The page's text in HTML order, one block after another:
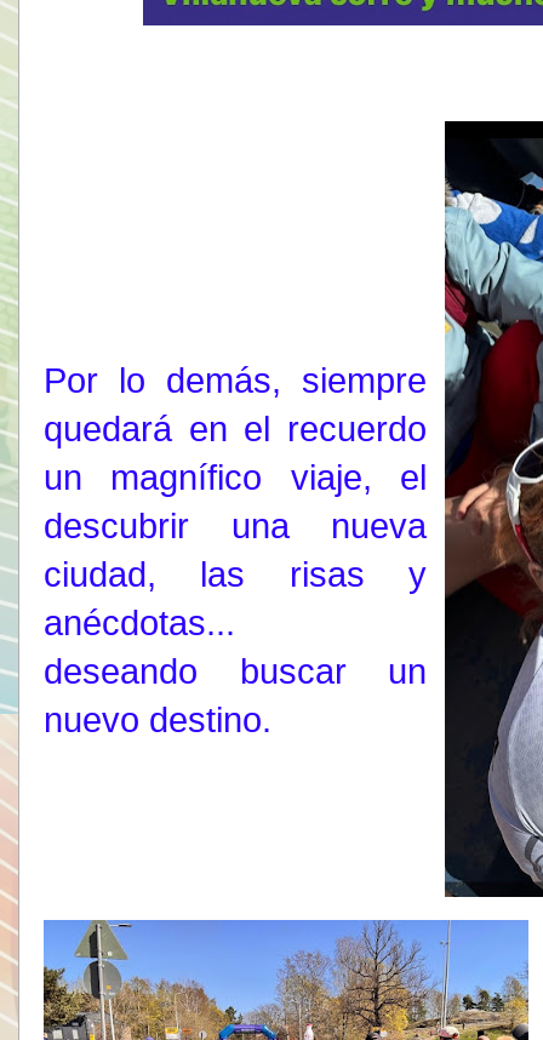
Por lo demás, siempre
quedará en el recuerdo
un magnífico viaje, el
descubrir una nueva
ciudad, las risas y
anécdotas...
deseando buscar un
nuevo destino.